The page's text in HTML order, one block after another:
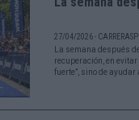
27/04/2026 -
La semana después
recuperación, en
fuerte”, sino de ayudar